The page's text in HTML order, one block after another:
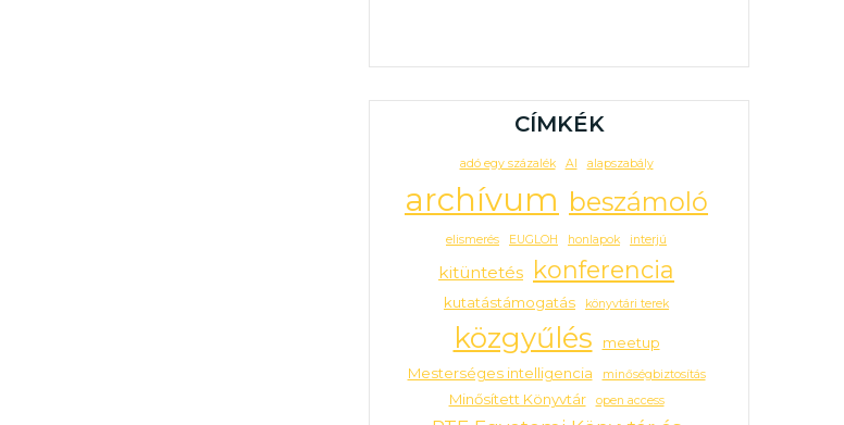
CÍMKÉK
adó egy százalék AI alapszabály
archívum beszámoló
elismerés EUGLOH honlapok interjú
kitüntetés konferencia
kutatástámogatás könyvtári terek
közgyűlés
meetup
Mesterséges intelligencia
minőségbiztosítás
Minősített Könyvtár open access